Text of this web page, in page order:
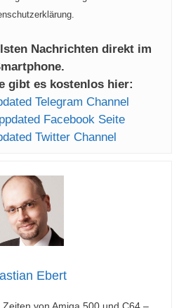
Nachrichten direkt im
gibt es kostenlos hier:
Telegram Channel
Facebook Seite
Twitter Channel
Ebert